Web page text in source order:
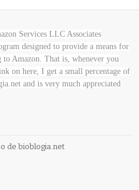
Services LLC Associates
designed to provide a means for
Amazon. That is, whenever you
on here, I get a small percentage of
and is very much appreciated
de bioblogia.net